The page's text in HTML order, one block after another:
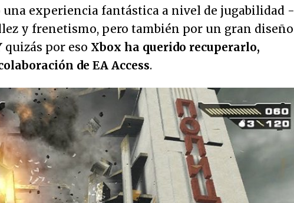
una experiencia fantástica a nivel de jugabilidad -
y frenetismo, pero también por un gran diseño
quizás por eso Xbox ha querido recuperarlo,
de EA Access.